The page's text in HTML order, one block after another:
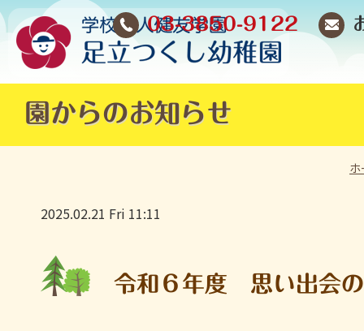
03-3850-9122
園からのお知らせ
2025.02.21 Fri 11:11
令和６年度 思い出会